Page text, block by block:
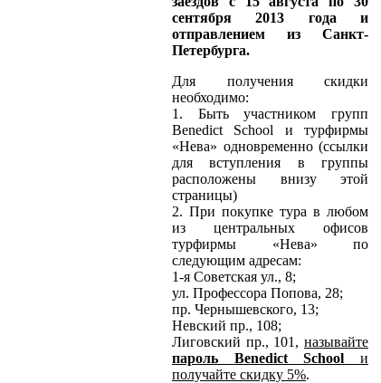
сентября 2013 года и
отправлением из Санкт-
Петербурга.
Для получения скидки
необходимо:
1. Быть участником групп
Benedict School и турфирмы
«Нева» одновременно (ссылки
для вступления в группы
расположены внизу этой
страницы)
2. При покупке тура в любом
из центральных офисов
турфирмы «Нева» по
следующим адресам:
1-я Советская ул., 8;
ул. Профессора Попова, 28;
пр. Чернышевского, 13;
Невский пр., 108;
Лиговский пр., 101, называйте
пароль Benedict School и
получайте скидку 5%.